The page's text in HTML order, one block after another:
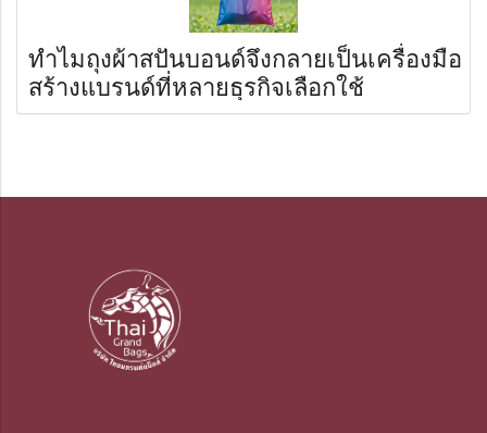
ทำไมถุงผ้าสปันบอนด์จึงกลายเป็นเครื่องมือ
สร้างแบรนด์ที่หลายธุรกิจเลือกใช้